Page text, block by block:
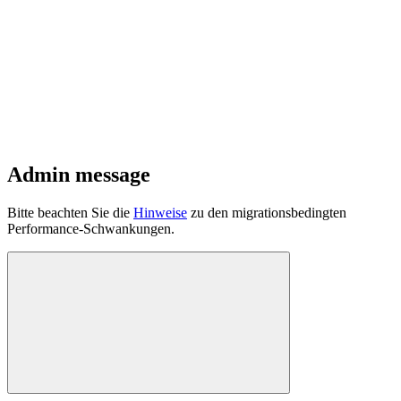
Admin message
Bitte beachten Sie die Hinweise zu den migrationsbedingten
Performance-Schwankungen.